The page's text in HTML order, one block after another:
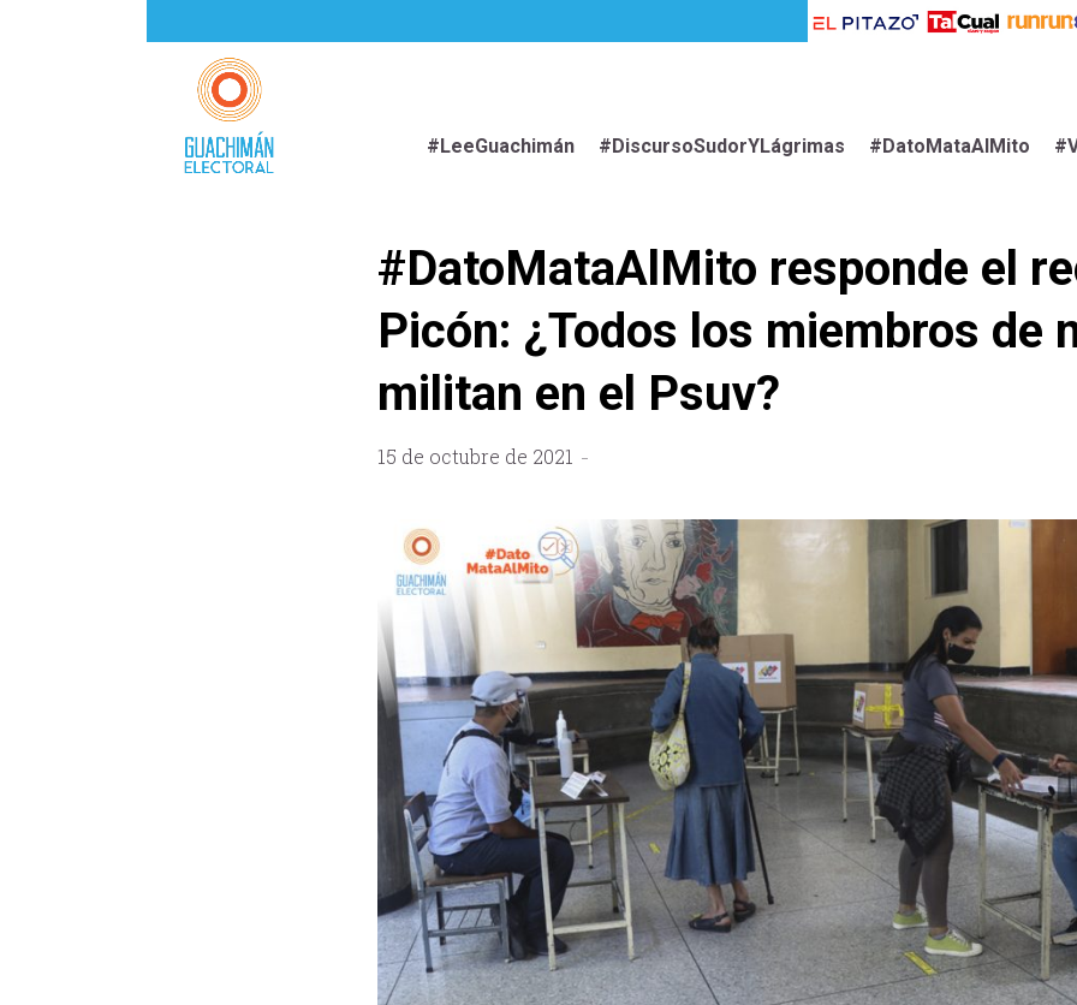
#LeeGuachimán #DiscursoSudorYLágrimas #DatoMataAlMito
#DatoMataAlMito responde el
Picón: ¿Todos los miembros de
militan en el Psuv?
15 de octubre de 2021